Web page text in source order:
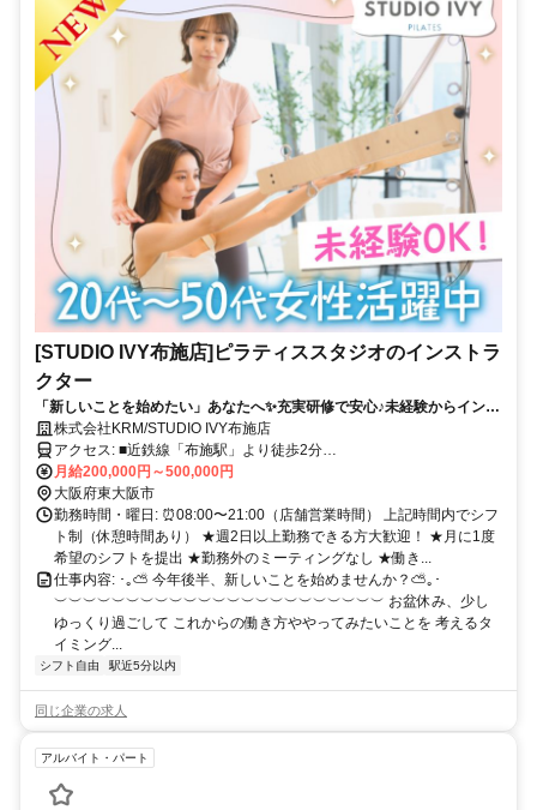
[STUDIO IVY布施店]ピラティススタジオのインストラ
クター
「新しいことを始めたい」あなたへ✨充実研修で安心♪未経験からインス
トラクターデビュー◎週2～・シフト自由！
株式会社KRM/STUDIO IVY布施店
アクセス: ■近鉄線「布施駅」より徒歩2分
୨୧･･･････････････････････････････････୨୧ 大阪・奈良方面からアク
セス良好！ 近鉄線沿線で通いやすく、 鶴橋・今里・八戸ノ里・河内
小阪・生駒方面 からも通勤便利♪
月給200,000円～500,000円
大阪府東大阪市
勤務時間・曜日: ⏰08:00〜21:00（店舗営業時間） 上記時間内でシフ
ト制（休憩時間あり） ★週2日以上勤務できる方大歓迎！ ★月に1度
希望のシフトを提出 ★勤務外のミーティングなし ★働き...
仕事内容: ･｡⛅ 今年後半、新しいことを始めませんか？⛅｡･
︶︶︶︶︶︶︶︶︶︶︶︶︶︶︶︶︶︶︶︶︶︶︶ お盆休み、少し
ゆっくり過ごして これからの働き方ややってみたいことを 考えるタ
イミング...
シフト自由 駅近5分以内
同じ企業の求人
アルバイト・パート